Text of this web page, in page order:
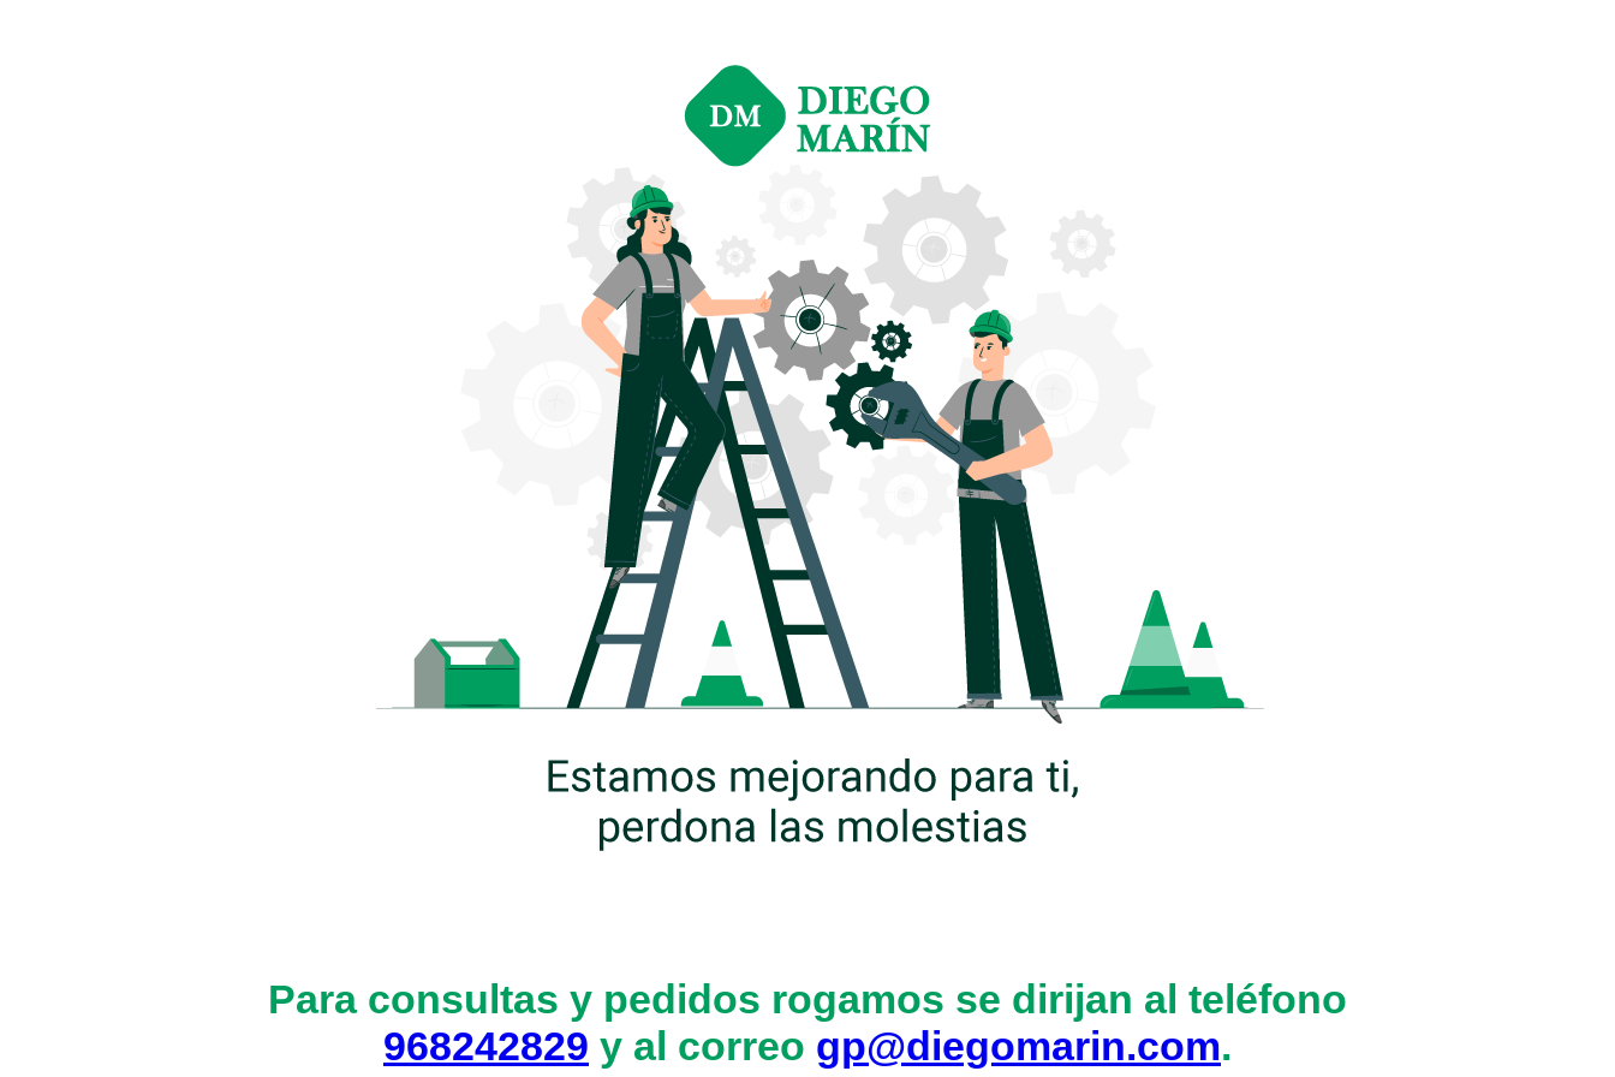
Para consultas y pedidos rogamos se dirijan al teléfono
968242829 y al correo gp@diegomarin.com.